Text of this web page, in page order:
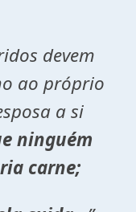
devem
ao próprio
a si
ninguém
carne;